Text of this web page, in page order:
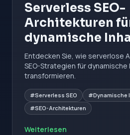
Serverless SEO-
Architekturen
dynamische
Effizienz und
Entdecken Sie, wie serverlose
SEO-Strategien für dynamische
transformieren.
#Serverless SEO
#Dynamische
#SEO-Architekturen
Weiterlesen